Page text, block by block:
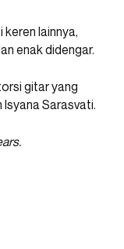
keren lainnya,
enak didengar.
gitar yang
Isyana Sarasvati.